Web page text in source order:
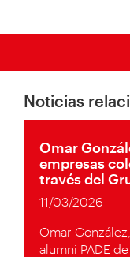
Noticias
Omar
empresas
través del
11/03/2026
Omar
alumni PADE